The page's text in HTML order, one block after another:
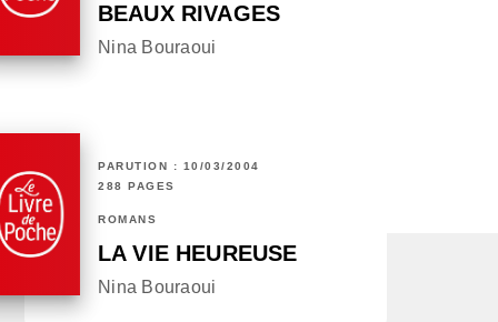
BEAUX RIVAGES
Nina Bouraoui
PARUTION : 10/03/2004
288 PAGES
ROMANS
LA VIE HEUREUSE
Nina Bouraoui